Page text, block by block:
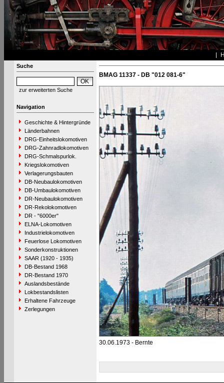
Suche
zur erweiterten Suche
Navigation
Geschichte & Hintergründe
Länderbahnen
DRG-Einheitslokomotiven
DRG-Zahnradlokomotiven
DRG-Schmalspurlok.
Kriegslokomotiven
Verlagerungsbauten
DB-Neubaulokomotiven
DB-Umbaulokomotiven
DR-Neubaulokomotiven
DR-Rekolokomotiven
DR - "6000er"
ELNA-Lokomotiven
Industrielokomotiven
Feuerlose Lokomotiven
Sonderkonstruktionen
SAAR (1920 - 1935)
DB-Bestand 1968
DR-Bestand 1970
Auslandsbestände
Lokbestandslisten
Erhaltene Fahrzeuge
Zerlegungen
BMAG 11337 - DB "012 081-6"
30.06.1973 - Bernte